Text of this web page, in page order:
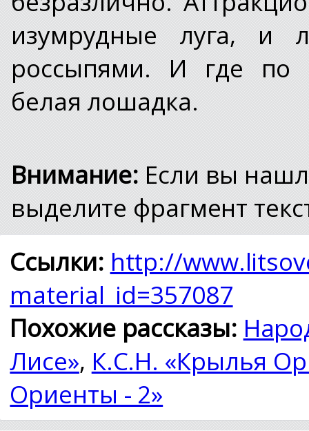
изумрудные луга, и
россыпями. И где по
белая лошадка.
Внимание: Если вы
выделите фрагмент
Ссылки: http://
material_id=357087
Похожие рассказы:
Лисе», К.С.Н. «Крылья
Ориенты - 2»